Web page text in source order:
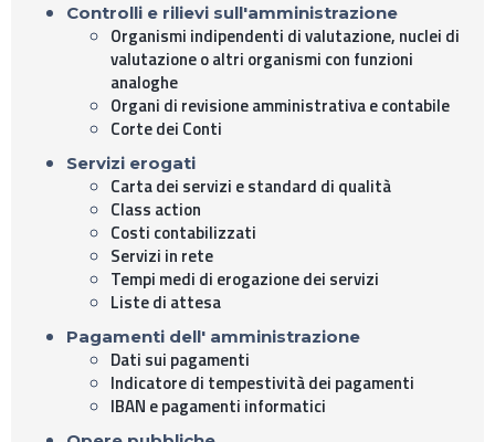
Controlli e rilievi sull'amministrazione
Organismi indipendenti di valutazione, nuclei di
valutazione o altri organismi con funzioni
analoghe
Organi di revisione amministrativa e contabile
Corte dei Conti
Servizi erogati
Carta dei servizi e standard di qualità
Class action
Costi contabilizzati
Servizi in rete
Tempi medi di erogazione dei servizi
Liste di attesa
Pagamenti dell' amministrazione
Dati sui pagamenti
Indicatore di tempestività dei pagamenti
IBAN e pagamenti informatici